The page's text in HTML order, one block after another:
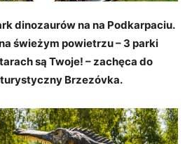
dinozaurów na na Podkarpaciu.
świeżym powietrzu – 3 parki
są Twoje! – zachęca do
Brzezóvka.